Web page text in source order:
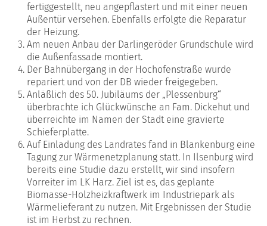
fertiggestellt, neu angepflastert und mit einer neuen
Außentür versehen. Ebenfalls erfolgte die Reparatur
der Heizung.
Am neuen Anbau der Darlingeröder Grundschule wird
die Außenfassade montiert.
Der Bahnübergang in der Hochofenstraße wurde
repariert und von der DB wieder freigegeben.
Anläßlich des 50. Jubiläums der „Plessenburg“
überbrachte ich Glückwünsche an Fam. Dickehut und
überreichte im Namen der Stadt eine gravierte
Schieferplatte.
Auf Einladung des Landrates fand in Blankenburg eine
Tagung zur Wärmenetzplanung statt. In Ilsenburg wird
bereits eine Studie dazu erstellt, wir sind insofern
Vorreiter im LK Harz. Ziel ist es, das geplante
Biomasse-Holzheizkraftwerk im Industriepark als
Wärmelieferant zu nutzen. Mit Ergebnissen der Studie
ist im Herbst zu rechnen.